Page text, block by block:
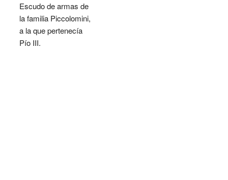
Escudo de armas de
la familia Piccolomini,
a la que pertenecía
Pío III.